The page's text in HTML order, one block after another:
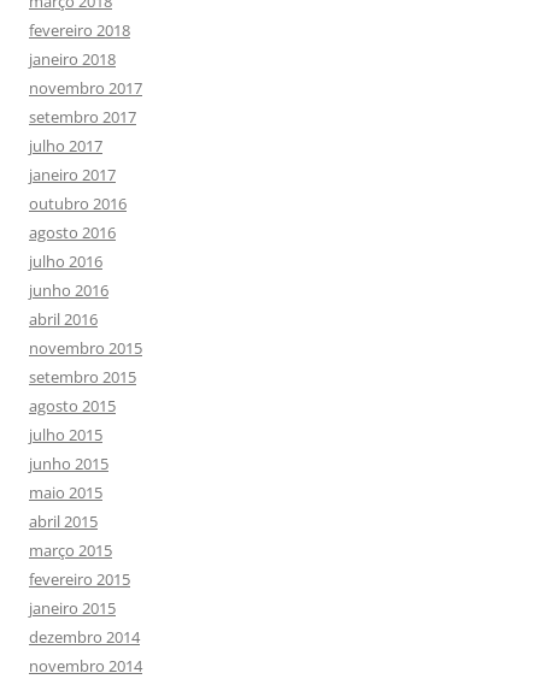
fevereiro 2018
janeiro 2018
novembro 2017
setembro 2017
julho 2017
janeiro 2017
outubro 2016
agosto 2016
julho 2016
junho 2016
abril 2016
novembro 2015
setembro 2015
agosto 2015
julho 2015
junho 2015
maio 2015
abril 2015
março 2015
fevereiro 2015
janeiro 2015
dezembro 2014
novembro 2014